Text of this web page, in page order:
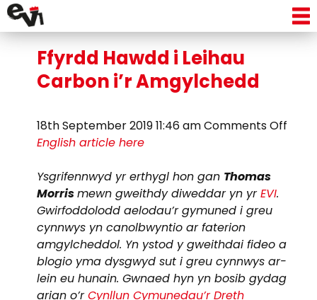
Tag Archive: olew
Ffyrdd Hawdd i Leihau
Carbon i’r Amgylchedd
18th September 2019 11:46 amComments Off
English article here
Ysgrifennwyd yr erthygl hon gan Thomas
Morrismewn gweithdy diweddar yn yrEVI.
Gwirfoddolodd aelodau’r gymuned i greu
cynnwys yn canolbwyntio ar faterion
amgylcheddol. Yn ystod y gweithdai fideo a
blogio yma dysgwyd sut i greu cynnwys ar-
lein eu hunain. Gwnaed hyn yn bosib gydag
arian o’rCynllun Cymunedau’r Dreth